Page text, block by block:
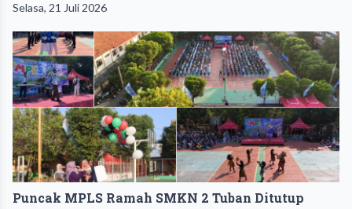
Selasa, 21 Juli 2026
Puncak MPLS Ramah SMKN 2 Tuban Ditutup